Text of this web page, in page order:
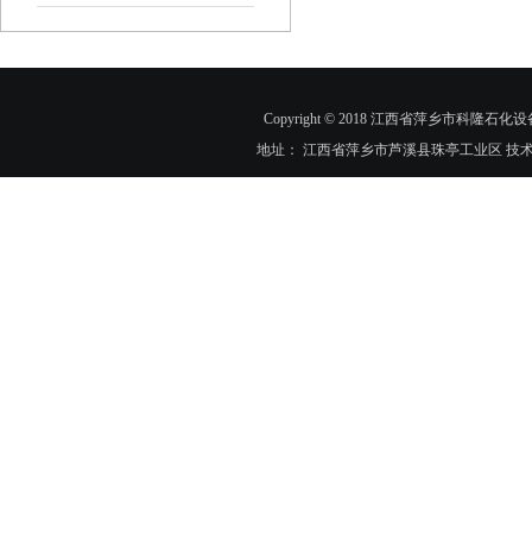
Copyright © 2018 江西省萍乡市科隆石化
地址： 江西省萍乡市芦溪县珠亭工业区 技